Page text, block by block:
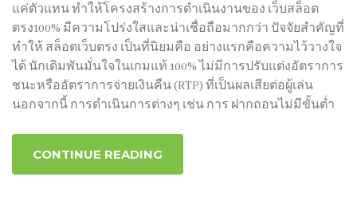
แค่ตัวแทน ทำให้โครงสร้างการดำเนินงานของ เว็บสล็อต
ตรง100% มีความโปร่งใสและน่าเชื่อถือมากกว่า ปัจจัยสำคัญที่
ทำให้ สล็อตเว็บตรง เป็นที่นิยมคือ อย่างแรกคือความไว้วางใจ
ได้ นักเดิมพันมั่นใจในเกมแท้ 100% ไม่มีการปรับแต่งอัตราการ
ชนะหรืออัตราการจ่ายเงินคืน (RTP) ที่เป็นผลเสียต่อผู้เล่น
นอกจากนี้ การดำเนินการต่างๆ เช่น การ ฝากถอนไม่มีขั้นต่ำ
CONTINUE READING